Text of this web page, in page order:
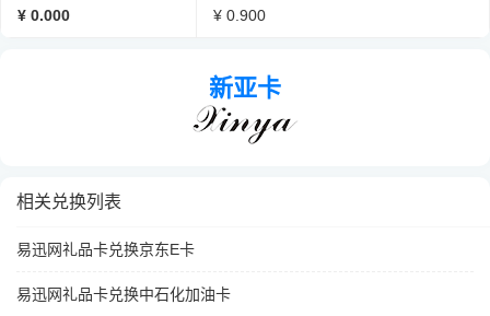
¥ 0.000 ¥ 0.900
新亚卡
相关兑换列表
易迅网礼品卡兑换京东E卡
易迅网礼品卡兑换中石化加油卡